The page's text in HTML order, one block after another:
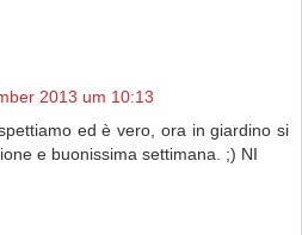
2013 um 10:13
ed è vero, ora in giardino si
e buonissima settimana. ;) NI